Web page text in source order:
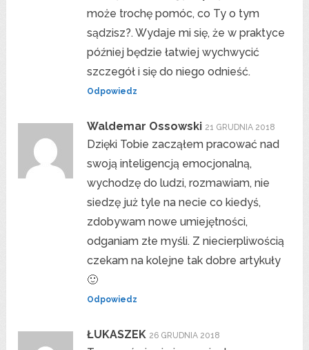
może trochę pomóc, co Ty o tym
sądzisz?. Wydaje mi się, że w praktyce
później będzie łatwiej wychwycić
szczegół i się do niego odnieść.
Odpowiedz
Waldemar Ossowski 21 GRUDNIA 2018
Dzięki Tobie zacząłem pracować nad
swoją inteligencją emocjonalną,
wychodzę do ludzi, rozmawiam, nie
siedzę już tyle na necie co kiedyś,
zdobywam nowe umiejętności,
odganiam złe myśli. Z niecierpliwością
czekam na kolejne tak dobre artykuły
🙂
Odpowiedz
ŁUKASZEK 26 GRUDNIA 2018